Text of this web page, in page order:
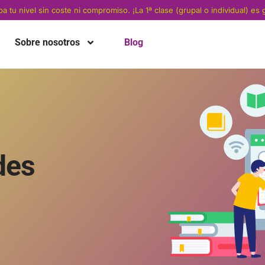
tu nivel sin coste ni compromiso. ¡La 1ª clase (grupal o individual) es
Sobre nosotros Blog